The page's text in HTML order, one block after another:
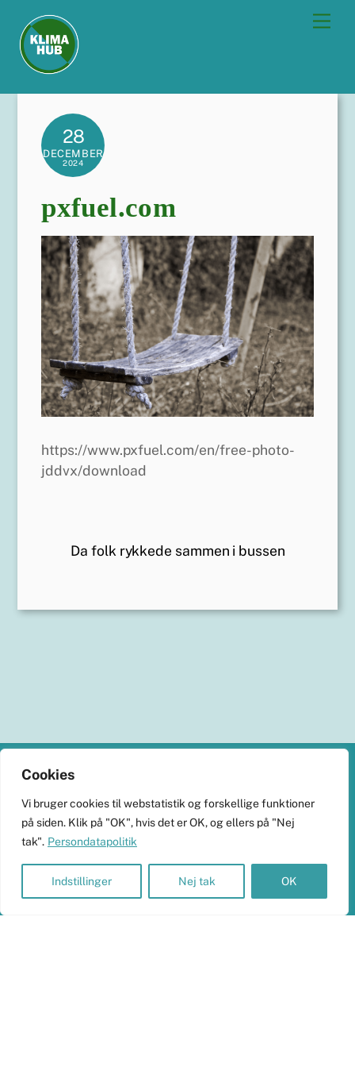
Cookies
Vi bruger cookies til webstatistik og forskellige funktioner
på siden. Klik på "OK", hvis det er OK, og ellers på "Nej
tak". Persondatapolitik
Indstillinger Nej tak OK
content
28
DECEMBER
2024
pxfuel.com
https://www.pxfuel.com/en/free-photo-
jddvx/download
Da folk rykkede sammen i bussen
Top
KlimaHub
CVR-nr. 38989251
skrivtil@klimahub.dk